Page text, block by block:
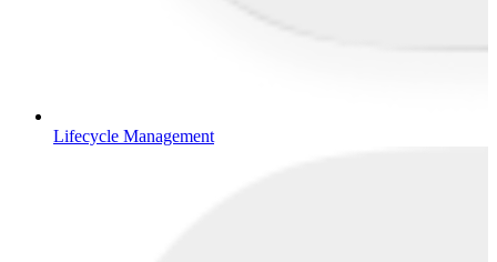
Lifecycle Management